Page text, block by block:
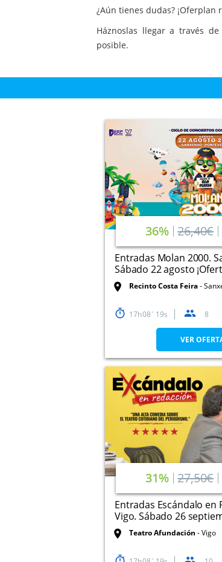
¿Aún tienes dudas?
Háznoslas llegar a través
posible.
36% 26,40€
Entradas Molan 2000.
Sábado 22 agosto
Recinto Costa Feira
17 08 19 8
VER
31% 27,50€
Entradas Escándalo en
Vigo. Sábado 26
Teatro Afundación Vigo